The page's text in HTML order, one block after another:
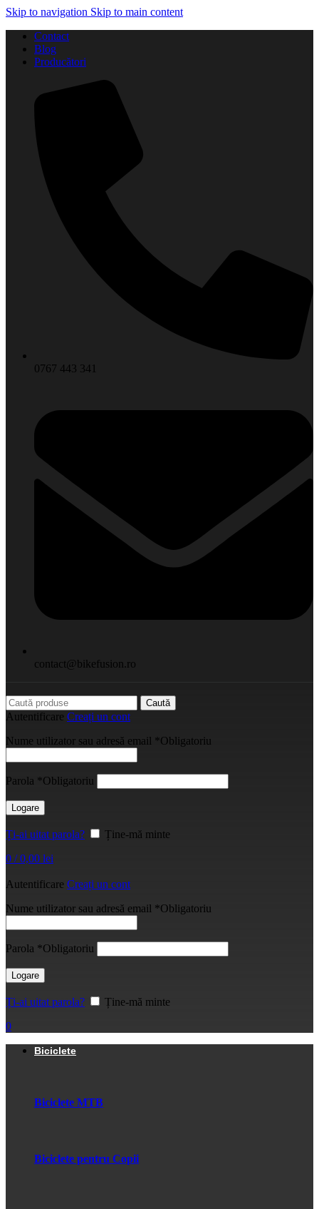
Skip to navigation Skip to main content
Contact
Blog
Producători
0767 443 341
contact@bikefusion.ro
Caută
Autentificare Creați un cont
Nume utilizator sau adresă email *Obligatoriu
Parola *Obligatoriu
Logare
Ți-ai uitat parola?
Ține-mă minte
0 / 0,00 lei
Autentificare Creați un cont
Nume utilizator sau adresă email *Obligatoriu
Parola *Obligatoriu
Logare
Ți-ai uitat parola?
Ține-mă minte
0
Biciclete
Biciclete MTB
Biciclete pentru Copii